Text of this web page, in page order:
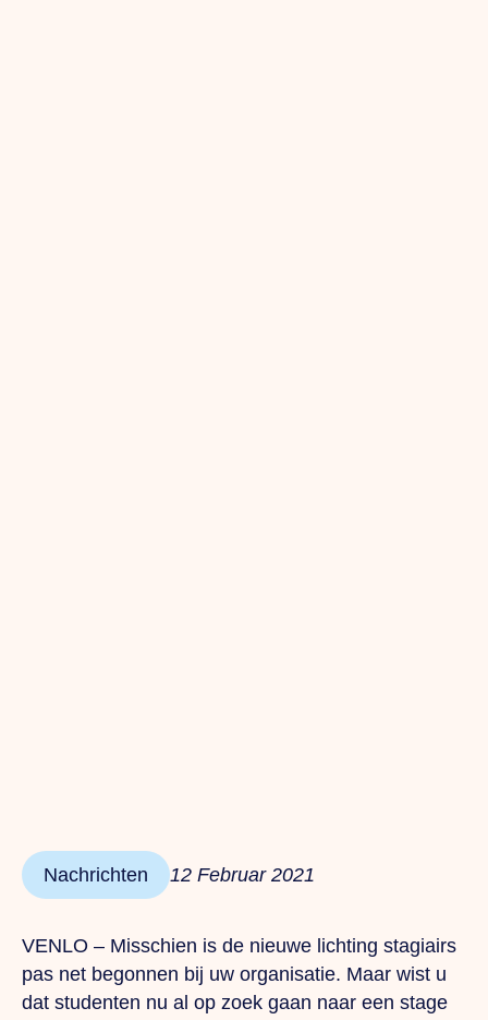
Nachrichten 12 Februar 2021
VENLO – Misschien is de nieuwe lichting stagiairs
pas net begonnen bij uw organisatie. Maar wist u
dat studenten nu al op zoek gaan naar een stage